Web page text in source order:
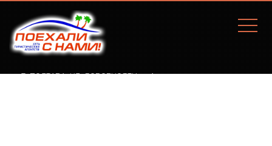
Г. ПОЛТАВА, УЛ. СОБОРНОСТИ, 77А